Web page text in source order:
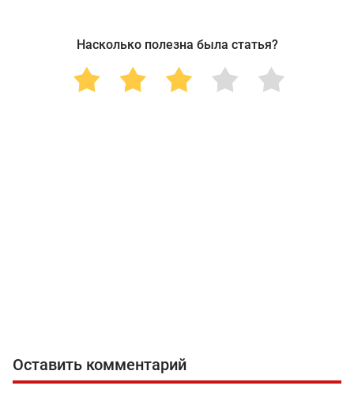
Насколько полезна была статья?
Оставить комментарий